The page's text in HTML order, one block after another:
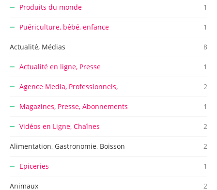
Produits du monde 1
Puériculture, bébé, enfance 1
Actualité, Médias 8
Actualité en ligne, Presse 1
Agence Media, Professionnels, 2
Magazines, Presse, Abonnements 1
Vidéos en Ligne, Chaînes 2
Alimentation, Gastronomie, Boisson 2
Epiceries 1
Animaux 2